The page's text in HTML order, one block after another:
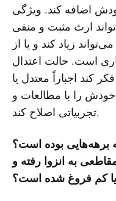
اضافه کند. ویژگی
ارث مثبت و منفی
زیاد کند و یا از
است. حالت اعتدال
کند اجباراً معتدل یا
را با مطالعات و
تجربیاتی اصلاح کند.
برهه‌هایی بوده است؟
به انزوا رفته و
یا کم فروغ شده است؟